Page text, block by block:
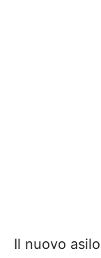
Il nuovo